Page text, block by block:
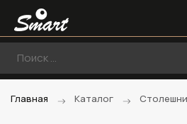
Главная Каталог